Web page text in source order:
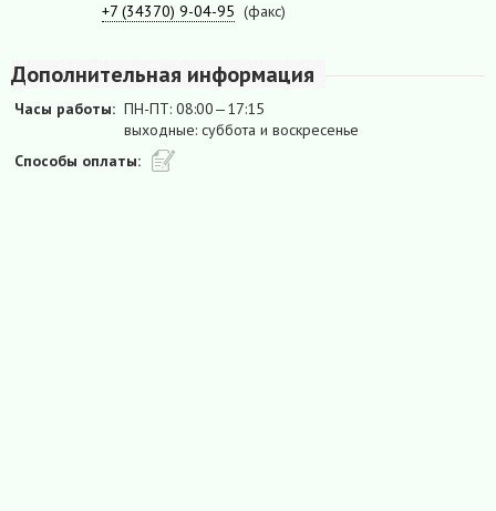
+7 (34370) 9-04-95 (факс)
Дополнительная информация
Часы работы: ПН-ПТ: 08:00—17:15
выходные: суббота и воскресенье
Способы оплаты: